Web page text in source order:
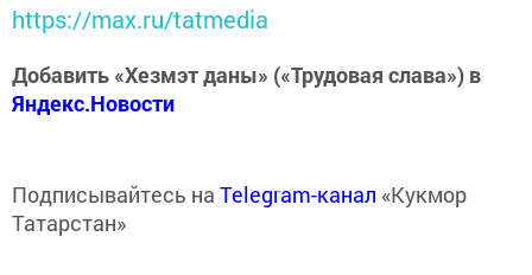
https://max.ru/tatmedia
Добавить «Хезмэт даны» («Трудовая слава») в
Яндекс.Новости
Подписывайтесь на Telegram-канал «Кукмор
Татарстан»